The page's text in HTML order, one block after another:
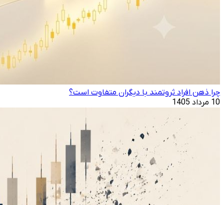
چرا ذهن افراد ثروتمند با دیگران متفاوت است؟
10 مرداد 1405